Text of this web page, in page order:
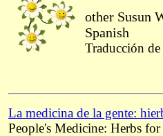
other Susun
Spanish
Traducción de
La medicina de la gente:
People's Medicine: Herbs for